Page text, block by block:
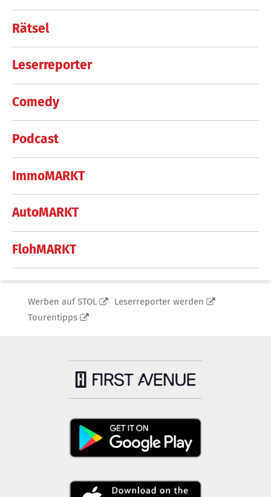
Rätsel
Leserreporter
Comedy
Podcast
ImmoMARKT
AutoMARKT
FlohMARKT
Werben auf STOL
Leserreporter werden
Tourentipps